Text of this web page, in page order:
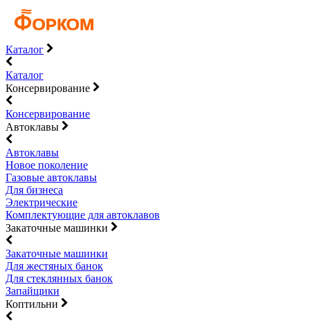
Каталог
Каталог
Консервирование
Консервирование
Автоклавы
Автоклавы
Новое поколение
Газовые автоклавы
Для бизнеса
Электрические
Комплектующие для автоклавов
Закаточные машинки
Закаточные машинки
Для жестяных банок
Для стеклянных банок
Запайщики
Коптильни